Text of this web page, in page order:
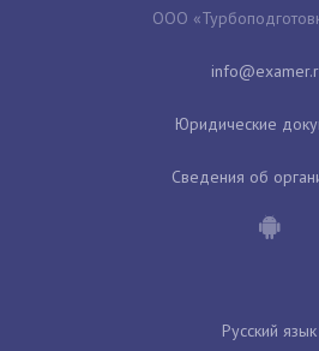
ООО
Юридические
Сведения об
Русский язык